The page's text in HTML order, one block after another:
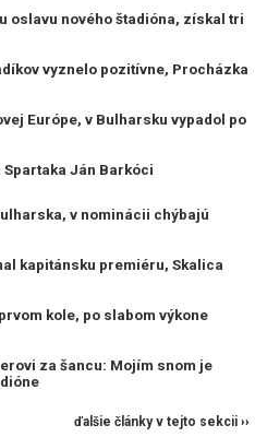
oslavu nového štadióna, získal tri
vyznelo pozitívne, Procházka
Európe, v Bulharsku vypadol po
Ján Barkóci
v nominácii chýbajú
kapitánsku premiéru, Skalica
kole, po slabom výkone
za šancu: Mojím snom je
ďalšie články v tejto sekcii ››